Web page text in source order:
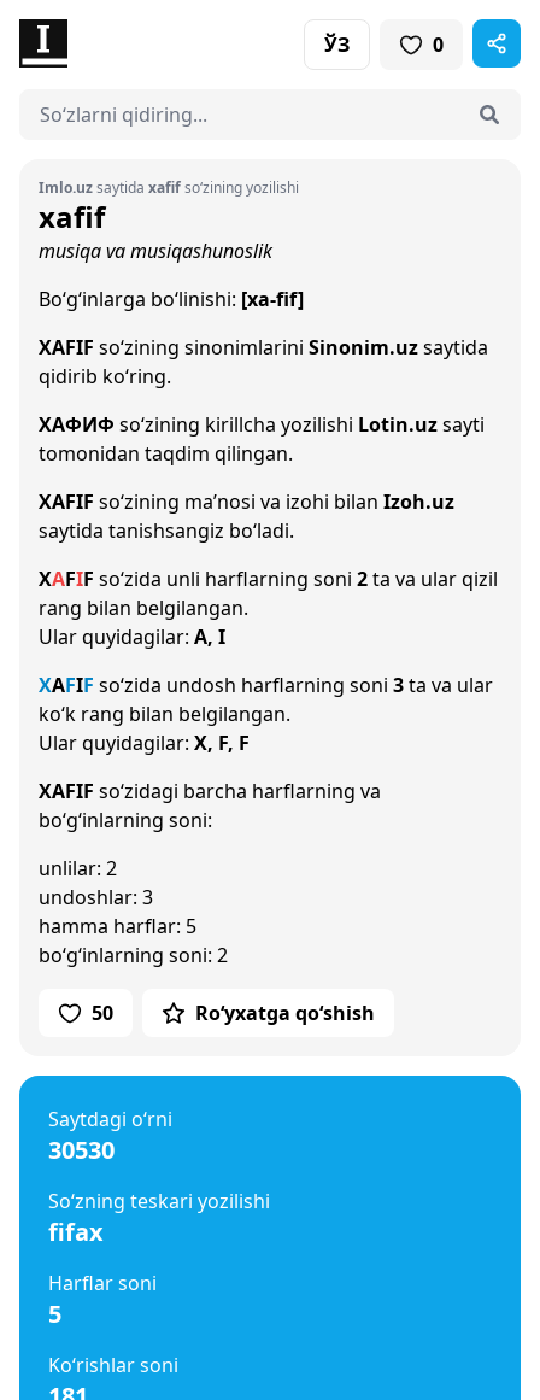
ЎЗ 0
Imlo.uzsaytida xafifso‘zining yozilishi
xafif
musiqa va musiqashunoslik
Bo‘g‘inlarga bo‘linishi: [xa-fif]
XAFIF so‘zining sinonimlarini Sinonim.uzsaytida
qidirib ko‘ring.
ХАФИФ so‘zining kirillcha yozilishi Lotin.uzsayti
tomonidan taqdim qilingan.
XAFIF so‘zining ma’nosi va izohi bilan Izoh.uz
saytida tanishsangiz bo‘ladi.
XAFIF so‘zida unli harflarning soni 2ta va ular qizil
rang bilan belgilangan.
Ular quyidagilar: A, I
XAFIF so‘zida undosh harflarning soni 3ta va ular
ko‘k rang bilan belgilangan.
Ular quyidagilar: X, F, F
XAFIF so‘zidagi barcha harflarning va
bo‘g‘inlarning soni:
unlilar: 2
undoshlar: 3
hamma harflar: 5
bo‘g‘inlarning soni: 2
50 Ro‘yxatga qo‘shish
Saytdagi o‘rni
30530
So‘zning teskari yozilishi
fifax
Harflar soni
5
Ko‘rishlar soni